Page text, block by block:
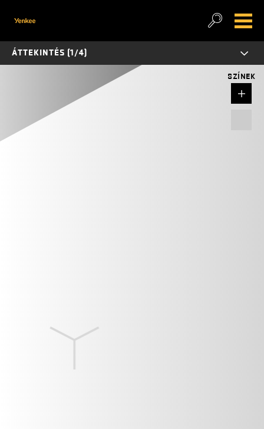
SZÍNEK
ÁTTEKINTÉS (1/4)